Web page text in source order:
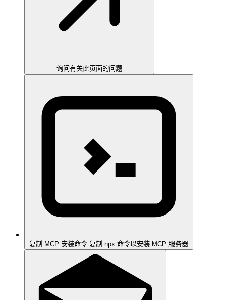
询问有关此页面的问题
复制 MCP 安装命令 复制 npx 命令以安装 MCP 服务器